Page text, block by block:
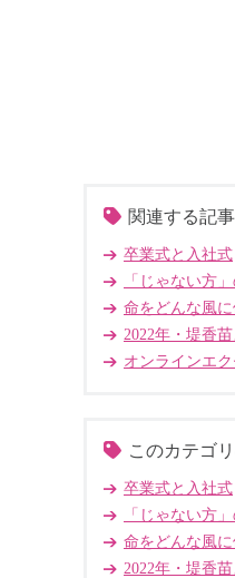
関連する記事
卒業式と入社式
「じゃない方
命をどんな風
2022年・堤香
オンラインエ
このカテゴ
卒業式と入社式
「じゃない方
命をどんな風
2022年・堤香